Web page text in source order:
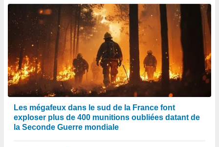
Les mégafeux dans le sud de la France font
exploser plus de 400 munitions oubliées datant de
la Seconde Guerre mondiale